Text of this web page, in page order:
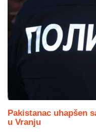
Pakistanac uhapšen
u Vranju